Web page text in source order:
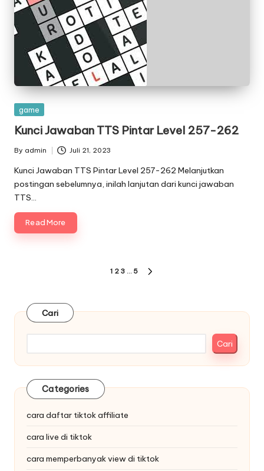
Posted
game
Kunci Jawaban TTS Pintar Level 257-262
Posted
by
By admin Juli 21, 2023
Kunci Jawaban TTS Pintar Level 257-262 Melanjutkan
postingan sebelumnya, inilah lanjutan dari kunci jawaban
TTS…
Read More
1 2 3 … 5
Cari
Cari
Categories
cara daftar tiktok affiliate
cara live di tiktok
cara memperbanyak view di tiktok